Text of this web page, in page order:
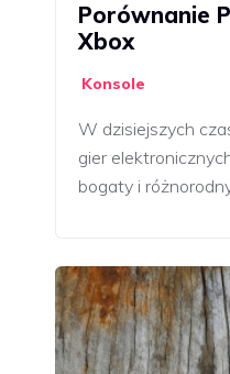
Porównanie
Xbox
Konsole
W dzisiejszych
gier
bogaty i